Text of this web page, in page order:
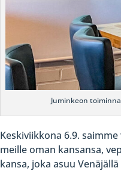
Juminkeon
Keskiviikkona 6.9.
meille oman kansansa,
kansa, joka asuu